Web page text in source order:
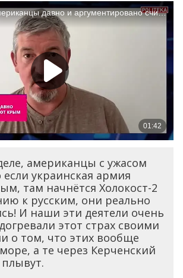
американцы с ужасом
украинская армия
там начнётся Холокост-2
к русским, они реально
И наши эти деятели очень
этот страх своими
о том, что этих вообще
а те через Керченский